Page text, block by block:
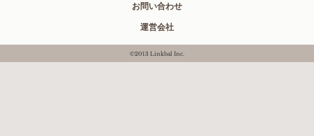
お問い合わせ
運営会社
©2013 Linkbal Inc.